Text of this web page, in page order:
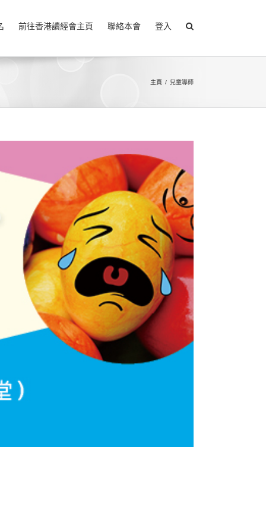
前往香港讀經會主頁 聯絡本會 登入
主頁 兒童導師